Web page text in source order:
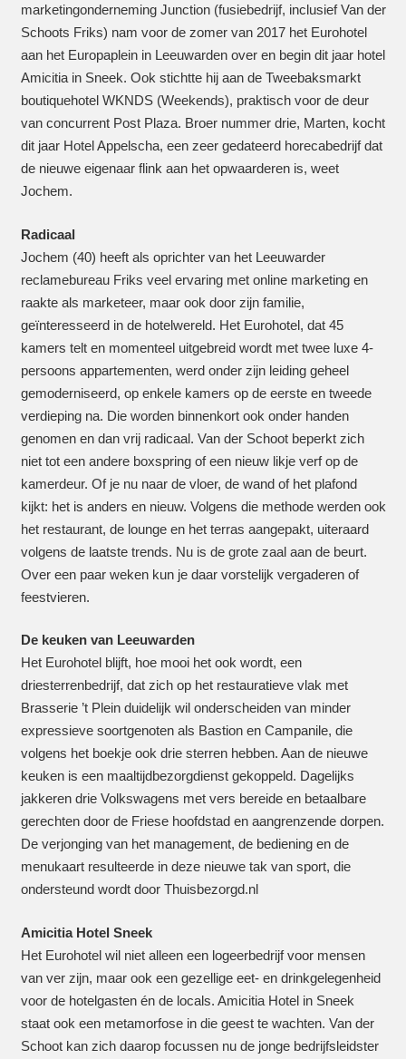
marketingonderneming Junction (fusiebedrijf, inclusief Van der
Schoots Friks) nam voor de zomer van 2017 het Eurohotel
aan het Europaplein in Leeuwarden over en begin dit jaar hotel
Amicitia in Sneek. Ook stichtte hij aan de Tweebaksmarkt
boutiquehotel WKNDS (Weekends), praktisch voor de deur
van concurrent Post Plaza. Broer nummer drie, Marten, kocht
dit jaar Hotel Appelscha, een zeer gedateerd horecabedrijf dat
de nieuwe eigenaar flink aan het opwaarderen is, weet
Jochem.
Radicaal
Jochem (40) heeft als oprichter van het Leeuwarder
reclamebureau Friks veel ervaring met online marketing en
raakte als marketeer, maar ook door zijn familie,
geïnteresseerd in de hotelwereld. Het Eurohotel, dat 45
kamers telt en momenteel uitgebreid wordt met twee luxe 4-
persoons appartementen, werd onder zijn leiding geheel
gemoderniseerd, op enkele kamers op de eerste en tweede
verdieping na. Die worden binnenkort ook onder handen
genomen en dan vrij radicaal. Van der Schoot beperkt zich
niet tot een andere boxspring of een nieuw likje verf op de
kamerdeur. Of je nu naar de vloer, de wand of het plafond
kijkt: het is anders en nieuw. Volgens die methode werden ook
het restaurant, de lounge en het terras aangepakt, uiteraard
volgens de laatste trends. Nu is de grote zaal aan de beurt.
Over een paar weken kun je daar vorstelijk vergaderen of
feestvieren.
De keuken van Leeuwarden
Het Eurohotel blijft, hoe mooi het ook wordt, een
driesterrenbedrijf, dat zich op het restauratieve vlak met
Brasserie ’t Plein duidelijk wil onderscheiden van minder
expressieve soortgenoten als Bastion en Campanile, die
volgens het boekje ook drie sterren hebben. Aan de nieuwe
keuken is een maaltijdbezorgdienst gekoppeld. Dagelijks
jakkeren drie Volkswagens met vers bereide en betaalbare
gerechten door de Friese hoofdstad en aangrenzende dorpen.
De verjonging van het management, de bediening en de
menukaart resulteerde in deze nieuwe tak van sport, die
ondersteund wordt door Thuisbezorgd.nl
Amicitia Hotel Sneek
Het Eurohotel wil niet alleen een logeerbedrijf voor mensen
van ver zijn, maar ook een gezellige eet- en drinkgelegenheid
voor de hotelgasten én de locals. Amicitia Hotel in Sneek
staat ook een metamorfose in die geest te wachten. Van der
Schoot kan zich daarop focussen nu de jonge bedrijfsleidster